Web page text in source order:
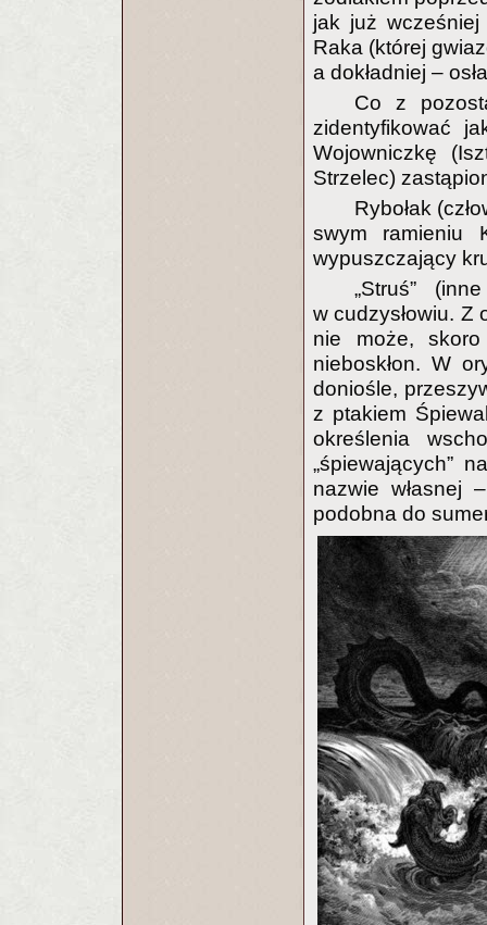
jak już wcześniej
Raka (której
a dokładniej –
Co z
zidentyfikować
Wojowniczkę
Strzelec)
Rybołak
swym ramieniu
wypuszczający
„Struś”
w cudzysłowiu. Z
nie może,
nieboskłon. W
doniośle,
z ptakiem
określenia
„śpiewających”
nazwie własnej
podobna do